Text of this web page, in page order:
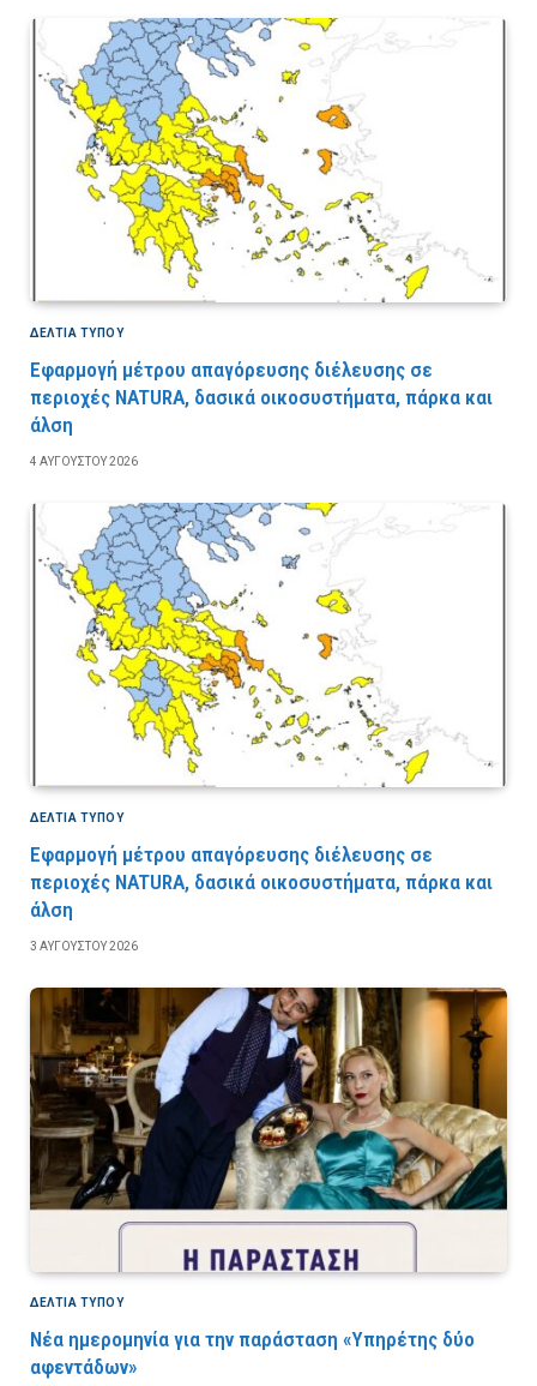
ΔΕΛΤΙΑ ΤΥΠΟΥ
Εφαρμογή μέτρου απαγόρευσης διέλευσης σε
περιοχές NATURA, δασικά οικοσυστήματα, πάρκα και
άλση
4 ΑΥΓΟΎΣΤΟΥ 2026
ΔΕΛΤΙΑ ΤΥΠΟΥ
Εφαρμογή μέτρου απαγόρευσης διέλευσης σε
περιοχές NATURA, δασικά οικοσυστήματα, πάρκα και
άλση
3 ΑΥΓΟΎΣΤΟΥ 2026
ΔΕΛΤΙΑ ΤΥΠΟΥ
Νέα ημερομηνία για την παράσταση «Υπηρέτης δύο
αφεντάδων»